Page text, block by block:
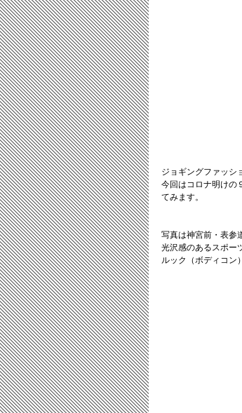
ジョギングファッシ
今回はコロナ明けの
てみます。
写真は神宮前・表参
光沢感のあるスポー
ルック（ボディコン